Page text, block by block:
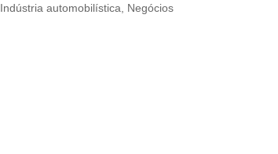
Indústria automobilística Negócios